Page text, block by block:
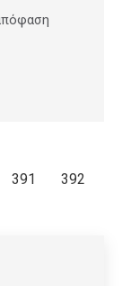
391
392